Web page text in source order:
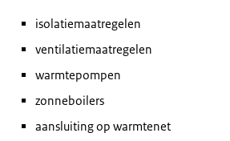
isolatiemaatregelen
ventilatiemaatregelen
warmtepompen
zonneboilers
aansluiting op warmtenet